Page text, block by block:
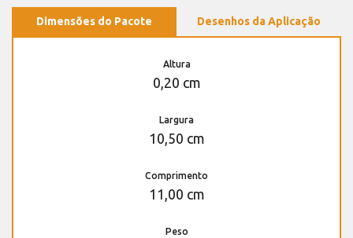
Dimensões do Pacote Desenhos da Aplicação
Altura
0,20 cm
Largura
10,50 cm
Comprimento
11,00 cm
Peso